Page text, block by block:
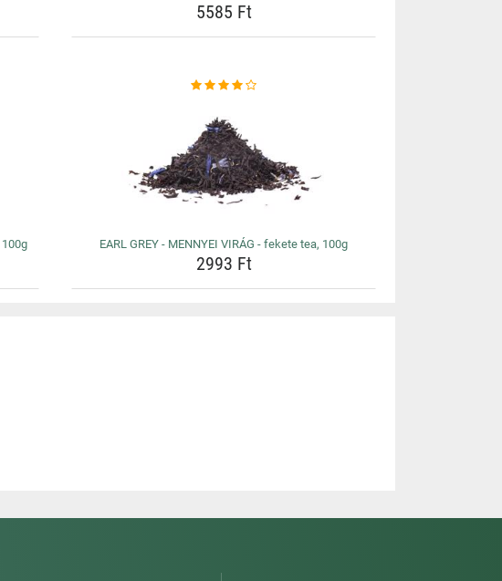
5585 Ft
EARL GREY - MENNYEI VIRÁG - fekete tea, 100g
2993 Ft